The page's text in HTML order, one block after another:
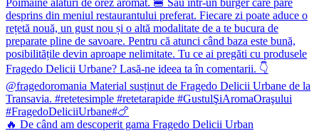
🔥 De când am descoperit gama Fragedo Delicii Urban